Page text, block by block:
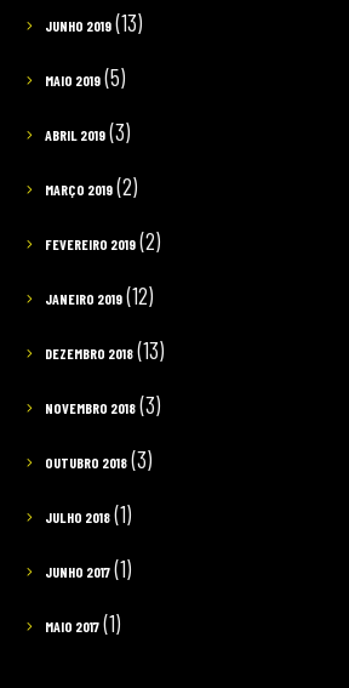
JUNHO 2019(13)
MAIO 2019(5)
ABRIL 2019(3)
MARÇO 2019(2)
FEVEREIRO 2019(2)
JANEIRO 2019(12)
DEZEMBRO 2018(13)
NOVEMBRO 2018(3)
OUTUBRO 2018(3)
JULHO 2018(1)
JUNHO 2017(1)
MAIO 2017(1)